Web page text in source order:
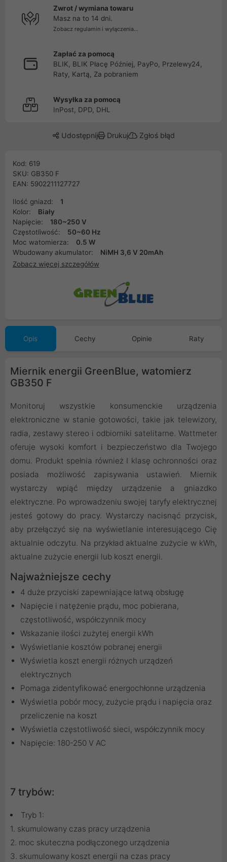
Zwrot / wymiana towaru
Masz na to 14 dni.
Zobacz regulamin i wyłączenia...
Zapłać za pomocą
BLIK, BLIK Płacę Później, PayPo, Przelewy24,
Raty, Kartą, Za pobraniem
Wysyłka za pomocą
InPost, DPD, DHL
Udostępnij Drukuj Zgłoś błąd
Kod: 619
SKU: GB350 F
EAN: 5902211127727
Ilość gniazd:
1
Kolor:
Biały
Napięcie:
180~250 V
Częstotliwość:
50~60 Hz
Moc watomierza:
0.5 W
Wbudowany akumulator:
NiMH 3,6 V 20mAh
Zobacz więcej szczegółów
Opis Cechy Opinie Raty
Miernik energii GreenBlue, watomierz
GB350 F
Monitoruj wszystkie konsumenckie urządzenia
elektroniczne w stanie gotowości, takie jak telewizory,
radia, zestawy stereo i odbiorniki satelitarne. Wattmeter
oferuje wysoki komfort i bezpieczeństwo dla Twojego
domu. Produkt spełnia również I klasę ochronności oraz
posiada możliwość zapisywania ustawień. Miernik
wystarczy wpiąć między urządzenie a gniazdko
elektryczne. Po wprowadzeniu swojej taryfy elektrycznej
jesteś gotowy do pracy. Wystarczy nacisnąć przycisk,
aby przełączyć się na wyświetlanie interesującego Cię
aktualnie odczytu. Na przykład aktualne zużycie w kWh,
aktualne zużycie energii lub koszt energii.
Najważniejsze cechy
4 duże przyciski zapewniające łatwą obsługę
Napięcie i natężenie prądu, moc pobierana,
częstotliwość, współczynnik mocy
Wskazanie ilości zużytej energii kWh
Wyświetlanie kosztów pobranej energii
Wyświetla koszt energii różnych urządzeń
elektrycznych
Pomaga zidentyfikować energochłonne urządzenia
Wyświetla pobór mocy, zużycie prądu i napięcia oraz
przeliczenie na koszt
Wyświetla częstotliwość sieci, współczynnik mocy
Napięcie: 180-250 V AC
7 trybów:
Tryb 1:
1. skumulowany czas pracy urządzenia
2. moc skuteczna podłączonego urządzenia
3. skumulowany koszt energii na czas pracy